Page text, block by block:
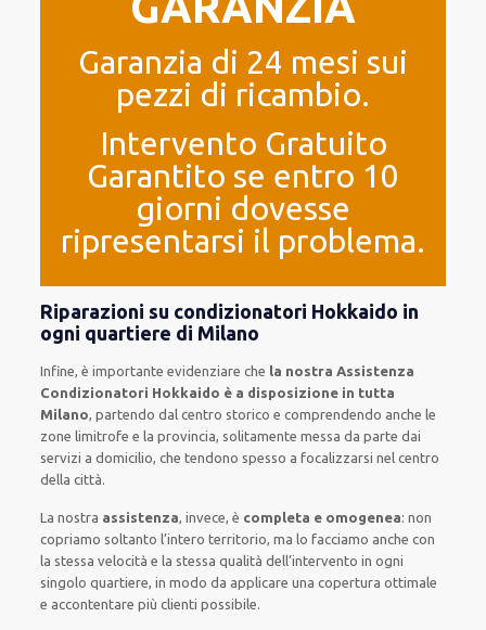
Garanzia di 24 mesi sui
pezzi di ricambio.
Intervento Gratuito
Garantito se entro 10
giorni dovesse
ripresentarsi il problema.
Riparazioni su condizionatori Hokkaido in
ogni quartiere di Milano
Infine, è importante evidenziare che la nostra Assistenza
Condizionatori Hokkaido è a disposizione in tutta
Milano, partendo dal centro storico e comprendendo anche le
zone limitrofe e la provincia, solitamente messa da parte dai
servizi a domicilio, che tendono spesso a focalizzarsi nel centro
della città.
La nostra assistenza, invece, è completa e omogenea: non
copriamo soltanto l’intero territorio, ma lo facciamo anche con
la stessa velocità e la stessa qualità dell’intervento in ogni
singolo quartiere, in modo da applicare una copertura ottimale
e accontentare più clienti possibile.